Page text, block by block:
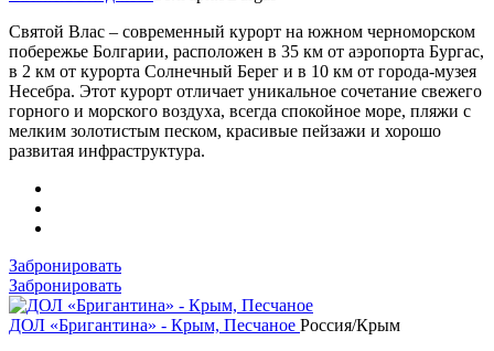
Святой Влас – современный курорт на южном черноморском
побережье Болгарии, расположен в 35 км от аэропорта Бургас,
в 2 км от курорта Солнечный Берег и в 10 км от города-музея
Несебра. Этот курорт отличает уникальное сочетание свежего
горного и морского воздуха, всегда спокойное море, пляжи с
мелким золотистым песком, красивые пейзажи и хорошо
развитая инфраструктура.
Забронировать
Забронировать
ДОЛ «Бригантина» - Крым, Песчаное Россия/Крым